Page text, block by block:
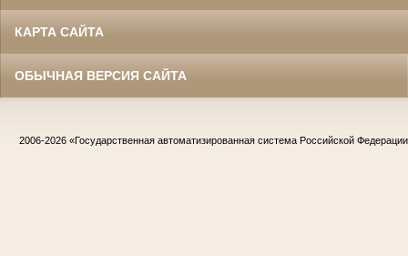
КАРТА САЙТА
ОБЫЧНАЯ ВЕРСИЯ САЙТА
2006-2026 «Государственная автоматизированная система Российской